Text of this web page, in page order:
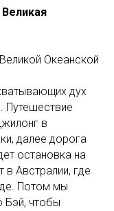
Океанской
дух
Путешествие
в
далее дорога
остановка на
в Австралии, где
Потом мы
Бэй, чтобы